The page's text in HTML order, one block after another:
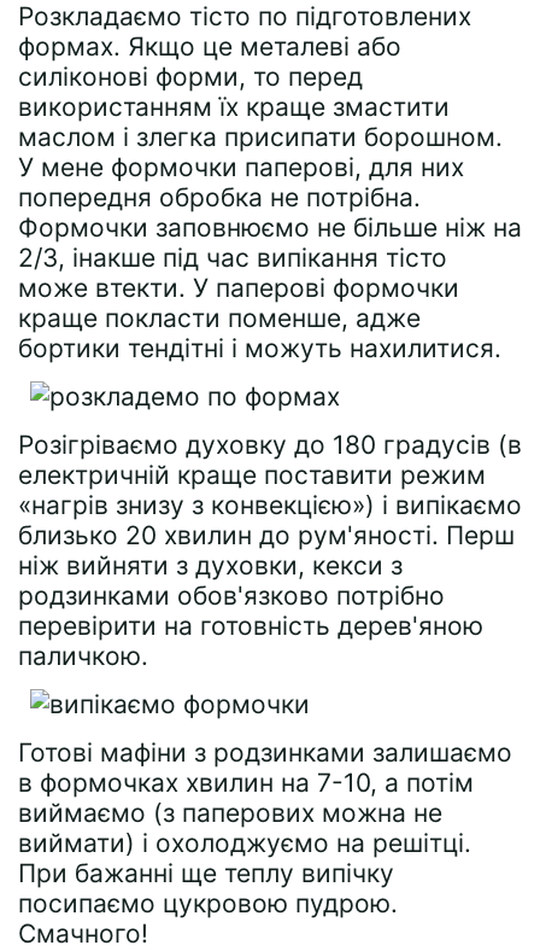
Розкладаємо тісто по підготовлених
формах. Якщо це металеві або
силіконові форми, то перед
використанням їх краще змастити
маслом і злегка присипати борошном.
У мене формочки паперові, для них
попередня обробка не потрібна.
Формочки заповнюємо не більше ніж на
2/3, інакше під час випікання тісто
може втекти. У паперові формочки
краще покласти поменше, адже
бортики тендітні і можуть нахилитися.
Розігріваємо духовку до 180 градусів (в
електричній краще поставити режим
«нагрів знизу з конвекцією») і випікаємо
близько 20 хвилин до рум'яності. Перш
ніж вийняти з духовки, кекси з
родзинками обов'язково потрібно
перевірити на готовність дерев'яною
паличкою.
Готові мафіни з родзинками залишаємо
в формочках хвилин на 7-10, а потім
виймаємо (з паперових можна не
виймати) і охолоджуємо на решітці.
При бажанні ще теплу випічку
посипаємо цукровою пудрою.
Смачного!